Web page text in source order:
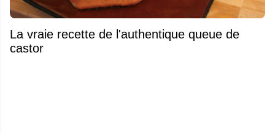
La vraie recette de l'authentique queue de
castor